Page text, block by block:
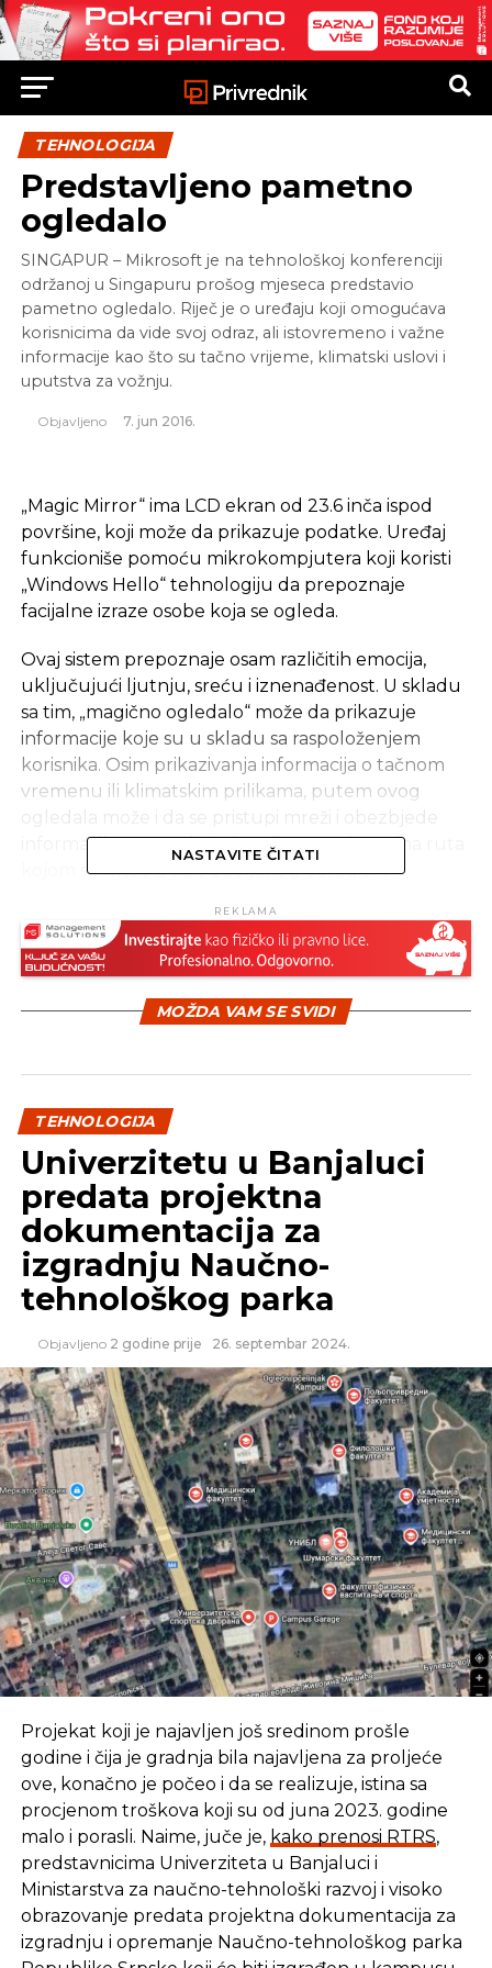
TEHNOLOGIJA
Predstavljeno pametno
ogledalo
SINGAPUR – Mikrosoft je na tehnološkoj konferenciji
održanoj u Singapuru prošog mjeseca predstavio
pametno ogledalo. Riječ je o uređaju koji omogućava
korisnicima da vide svoj odraz, ali istovremeno i važne
informacije kao što su tačno vrijeme, klimatski uslovi i
uputstva za vožnju.
Objavljeno 7. jun 2016.
„Magic Mirror“ ima LCD ekran od 23.6 inča ispod
površine, koji može da prikazuje podatke. Uređaj
funkcioniše pomoću mikrokompjutera koji koristi
„Windows Hello“ tehnologiju da prepoznaje
facijalne izraze osobe koja se ogleda.
Ovaj sistem prepoznaje osam različitih emocija,
uključujući ljutnju, sreću i iznenađenost. U skladu
sa tim, „magično ogledalo“ može da prikazuje
informacije koje su u skladu sa raspoloženjem
korisnika. Osim prikazivanja informacija o tačnom
vremenu ili klimatskim prilikama, putem ovog
informacije o tome koja je najbrža saobraćajna ruta
kojom se može doći od željenog odredišta.
– Prepoznavanje facijalne ekspresije može u
stvarnom vremenu da prenese informacije
oglašivačima o tome kako ljudi reaguju na reklame
koje se prikazuju na pametnom ogledalu – rekao
je Izat Kair iz Mikrosofta za „CNBC“.
Ogledalo je i dalje u demo fazi, a datum njegovog
REKLAMA
Izvor:Srbija danas
SLIČNE TEME:
SLEDEĆI
Ruska aplikacija može da vas pronađe preko
fotke
Hakovani nalozi Marka Zakerberga
NASTAVITE ČITATI
REKLAMA
MOŽDA VAM SE SVIDI
TEHNOLOGIJA
Univerzitetu u Banjaluci
predata projektna
dokumentacija za
izgradnju Naučno-
tehnološkog parka
Objavljeno 2 godine prije 26. septembar 2024.
Projekat koji je najavljen još sredinom prošle
godine i čija je gradnja bila najavljena za proljeće
ove, konačno je počeo i da se realizuje, istina sa
procjenom troškova koji su od juna 2023. godine
malo i porasli. Naime, juče je, kako prenosi RTRS,
predstavnicima Univerziteta u Banjaluci i
Ministarstva za naučno-tehnološki razvoj i visoko
obrazovanje predata projektna dokumentacija za
izgradnju i opremanje Naučno-tehnološkog parka